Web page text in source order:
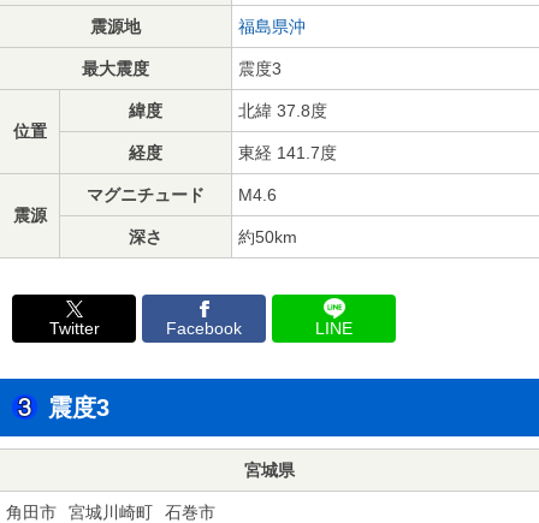
震源地 福島県沖
最大震度 震度3
位置
緯度 北緯 37.8度
経度 東経 141.7度
震源
マグニチュード M4.6
深さ 約50km
Twitter Facebook LINE
震度3
宮城県
角田市 宮城川崎町 石巻市